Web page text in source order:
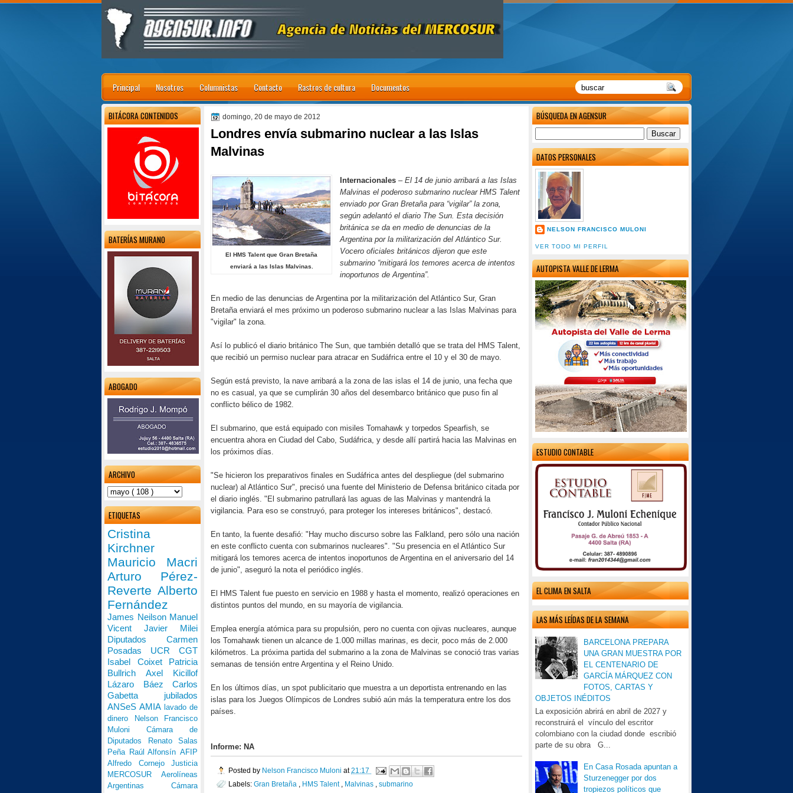
Principal Nosotros Columnistas Contacto Rastros de cultura Documentos
BÚSQUEDA EN AGENSUR
DATOS PERSONALES
NELSON FRANCISCO MULONI
VER TODO MI PERFIL
AUTOPISTA VALLE DE LERMA
ESTUDIO CONTABLE
EL CLIMA EN SALTA
LAS MÁS LEÍDAS DE LA SEMANA
BARCELONA PREPARA
UNA GRAN MUESTRA POR
EL CENTENARIO DE
GARCÍA MÁRQUEZ CON
FOTOS, CARTAS Y
OBJETOS INÉDITOS
La exposición abrirá en abril de 2027 y
reconstruirá el vínculo del escritor
colombiano con la ciudad donde escribió
parte de su obra G...
En Casa Rosada apuntan a
Sturzenegger por dos
tropiezos políticos que
domingo, 20 de mayo de 2012
Londres envía submarino nuclear a las Islas
Malvinas
El HMS Talent que Gran Bretaña
enviará a las Islas Malvinas.
Internacionales – El 14 de junio arribará a las Islas
Malvinas el poderoso submarino nuclear HMS Talent
enviado por Gran Bretaña para “vigilar” la zona,
según adelantó el diario The Sun. Esta decisión
británica se da en medio de denuncias de la
Argentina por la militarización del Atlántico Sur.
Vocero oficiales británicos dijeron que este
submarino “mitigará los temores acerca de intentos
inoportunos de Argentina”.
En medio de las denuncias de Argentina por la militarización del Atlántico Sur, Gran
Bretaña enviará el mes próximo un poderoso submarino nuclear a las Islas Malvinas para
"vigilar" la zona.
Así lo publicó el diario británico The Sun, que también detalló que se trata del HMS Talent,
que recibió un permiso nuclear para atracar en Sudáfrica entre el 10 y el 30 de mayo.
Según está previsto, la nave arribará a la zona de las islas el 14 de junio, una fecha que
no es casual, ya que se cumplirán 30 años del desembarco británico que puso fin al
conflicto bélico de 1982.
El submarino, que está equipado con misiles Tomahawk y torpedos Spearfish, se
encuentra ahora en Ciudad del Cabo, Sudáfrica, y desde allí partirá hacia las Malvinas en
los próximos días.
"Se hicieron los preparativos finales en Sudáfrica antes del despliegue (del submarino
nuclear) al Atlántico Sur", precisó una fuente del Ministerio de Defensa británico citada por
el diario inglés. "El submarino patrullará las aguas de las Malvinas y mantendrá la
vigilancia. Para eso se construyó, para proteger los intereses británicos", destacó.
En tanto, la fuente desafió: "Hay mucho discurso sobre las Falkland, pero sólo una nación
en este conflicto cuenta con submarinos nucleares". "Su presencia en el Atlántico Sur
mitigará los temores acerca de intentos inoportunos de Argentina en el aniversario del 14
de junio", aseguró la nota el periódico inglés.
El HMS Talent fue puesto en servicio en 1988 y hasta el momento, realizó operaciones en
distintos puntos del mundo, en su mayoría de vigilancia.
Emplea energía atómica para su propulsión, pero no cuenta con ojivas nucleares, aunque
los Tomahawk tienen un alcance de 1.000 millas marinas, es decir, poco más de 2.000
kilómetros . La próxima partida del submarino a la zona de Malvinas se conoció tras varias
semanas de tensión entre Argentina y el Reino Unido.
En los últimos días, un spot publicitario que muestra a un deportista entrenando en las
islas para los Juegos Olímpicos de Londres subió aún más la temperatura entre los dos
países.
Informe: NA
Posted by Nelson Francisco Muloni at21:17
Labels: Gran Bretaña HMS Talent Malvinas submarino
BITÁCORA CONTENIDOS
BATERÍAS MURANO
ABOGADO
ARCHIVO
ETIQUETAS
Cristina
Kirchner
Mauricio Macri
Arturo Pérez-
Reverte Alberto
Fernández
James Neilson Manuel
Vicent Javier Milei
Diputados Carmen
Posadas UCR CGT
Isabel Coixet Patricia
Bullrich Axel Kicillof
Lázaro Báez Carlos
Gabetta jubilados
ANSeSAMIA lavado de
dinero
Nelson Francisco
Muloni Cámara de
Diputados
Renato Salas
Peña Raúl AlfonsínAFIP
Alfredo Cornejo Justicia
MERCOSUR Aerolíneas
Argentinas Cámara